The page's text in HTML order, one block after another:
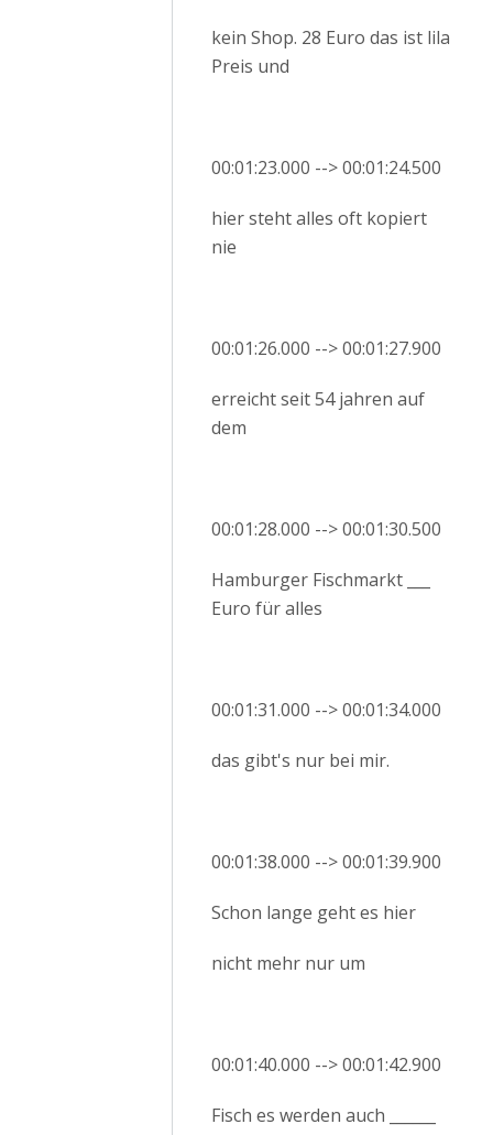
kein Shop. 28 Euro das ist lila
Preis und
00:01:23.000 --> 00:01:24.500
hier steht alles oft kopiert
nie
00:01:26.000 --> 00:01:27.900
erreicht seit 54 jahren auf
dem
00:01:28.000 --> 00:01:30.500
Hamburger Fischmarkt ___
Euro für alles
00:01:31.000 --> 00:01:34.000
das gibt's nur bei mir.
00:01:38.000 --> 00:01:39.900
Schon lange geht es hier
nicht mehr nur um
00:01:40.000 --> 00:01:42.900
Fisch es werden auch ______